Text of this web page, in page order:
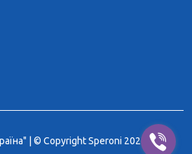
| © Copyright Speroni 2026